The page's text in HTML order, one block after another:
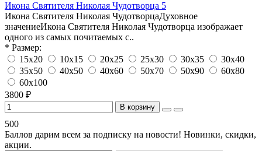
Икона Святителя Николая Чудотворца 5
Икона Святителя Николая ЧудотворцаДуховное
значениеИкона Святителя Николая Чудотворца изображает
одного из самых почитаемых с..
* Размер:
15х20
10х15 20х25 25х30 30х35
30х40
35х50
40х50 40х60 50х70 50х90
60х80
60х100
3800 ₽
В корзину
500
Баллов дарим всем за подписку на новости! Новинки, скидки,
акции.